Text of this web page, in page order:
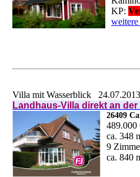
KP:
Villa mit Wasserblick
24.07.2013
Landhaus-Villa direkt an der
26409
489.000
ca. 348
9
ca. 840